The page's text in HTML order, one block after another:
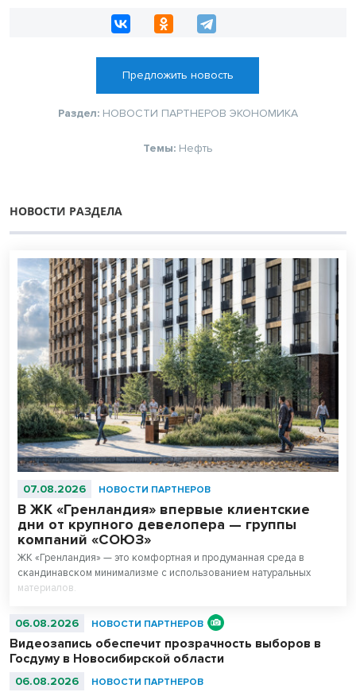
Предложить новость
Раздел: НОВОСТИ ПАРТНЕРОВ ЭКОНОМИКА
Темы: Нефть
НОВОСТИ РАЗДЕЛА
07.08.2026 НОВОСТИ ПАРТНЕРОВ
В ЖК «Гренландия» впервые клиентские
дни от крупного девелопера — группы
компаний «СОЮЗ»
ЖК «Гренландия» — это комфортная и продуманная среда в
скандинавском минимализме с использованием натуральных
материалов.
06.08.2026 НОВОСТИ ПАРТНЕРОВ
Видеозапись обеспечит прозрачность выборов в
Госдуму в Новосибирской области
06.08.2026 НОВОСТИ ПАРТНЕРОВ